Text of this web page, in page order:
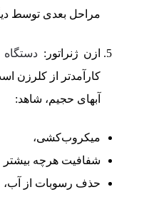
مراحل بعدی توسط
ازن ژنراتور: دستگاه
کارآمدتر از کلرزن
آبهای حجیم، شاهد:
میکروب‌کشی،
شفافیت هرچه بیشتر
حذف رسوبات از آب،